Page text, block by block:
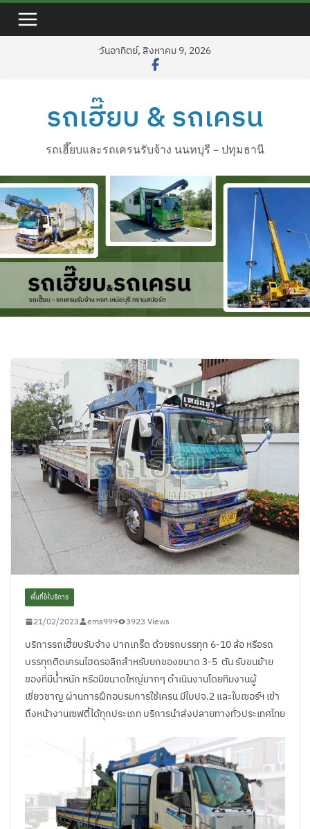
วันอาทิตย์, สิงหาคม 9, 2026
รถเฮี๊ยบ & รถเครน
รถเฮี๊ยบและรถเครนรับจ้าง นนทบุรี – ปทุมธานี
พื้นที่ให้บริการ
21/02/2023 ems999 3923 Views
บริการรถเฮี๊ยบรับจ้าง ปากเกร็ด ด้วยรถบรรทุก 6-10 ล้อ หรือรถ
บรรทุกติดเครนไฮดรอลิกสำหรับยกของขนาด 3-5 ตัน รับขนย้าย
ของที่มีน้ำหนัก หรือมีขนาดใหญ่มากๆ ดำเนินงานโดยทีมงานผู้
เชี่ยวชาญ ผ่านการฝึกอบรมการใช้เครน มีใบปจ.2 และใบเซอร์ฯ เข้า
ถึงหน้างานเซฟตี้ได้ทุกประเภท บริการนำส่งปลายทางทั่วประเทศไทย